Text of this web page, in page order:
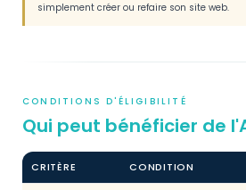
simplement créer ou refaire son site web.
CONDITIONS D'ÉLIGIBILITÉ
Qui peut bénéficier de
CRITÈRE CONDITION